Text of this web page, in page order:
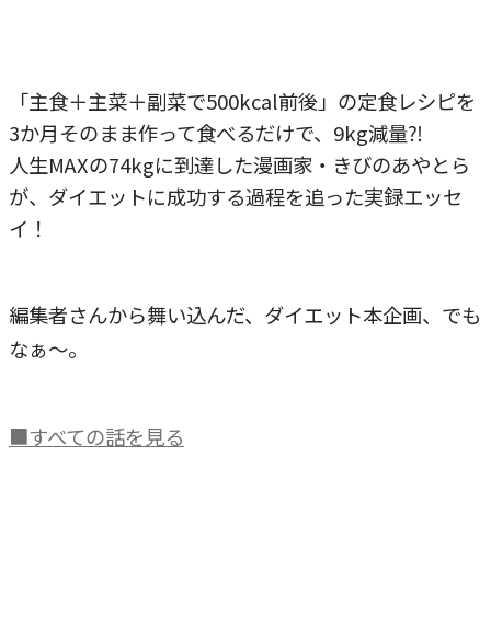
「主食＋主菜＋副菜で500kcal前後」の定食レシピを
3か月そのまま作って食べるだけで、9kg減量⁈
人生MAXの74kgに到達した漫画家・きびのあやとら
が、ダイエットに成功する過程を追った実録エッセ
イ！
編集者さんから舞い込んだ、ダイエット本企画、でも
なぁ～。
■すべての話を見る